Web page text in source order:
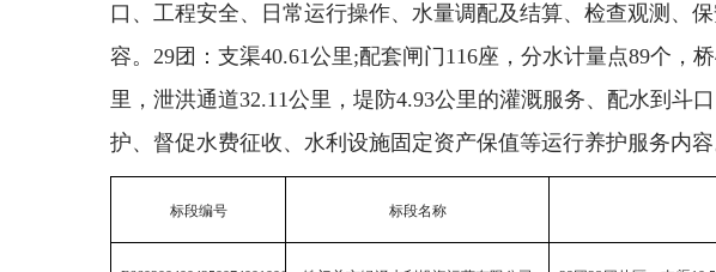
口、工程安全、日常运行操作、水量调配及结算、检查观测、
容。 29团：支渠40.61公里;配套闸门 116座，分水计量点89个，桥
里，泄洪通道32.11公里，堤防4.93公里的灌溉服务、配水到斗
护、督促水费征收、水利设施固定资产保值等运行养护服务内容
标段编号 标段名称